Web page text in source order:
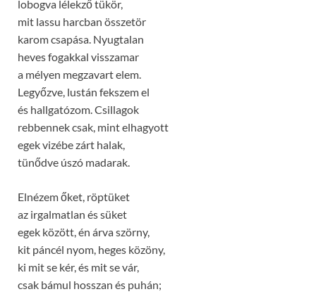
lobogva lélekző tükör,
mit lassu harcban összetör
karom csapása. Nyugtalan
heves fogakkal visszamar
a mélyen megzavart elem.
Legyőzve, lustán fekszem el
és hallgatózom. Csillagok
rebbennek csak, mint elhagyott
egek vizébe zárt halak,
tünődve úszó madarak.
Elnézem őket, röptüket
az irgalmatlan és süket
egek között, én árva szörny,
kit páncél nyom, heges közöny,
ki mit se kér, és mit se vár,
csak bámul hosszan és puhán;